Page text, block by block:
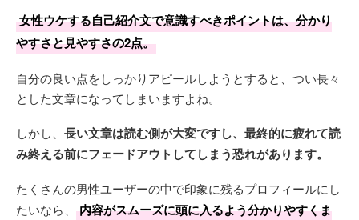
たり、と比較的ゆったりする時間が好きです。
■好きなこと・もの
駄菓子
旅行
スポーツ観戦
カフェ巡り
バラエティ
ライブ／フェス
犬、猫、もはや動物全て😆
女性ウケする自己紹介文で意識すべきポイントは、分かり
やすさと見やすさの2点。
自分の良い点をしっかりアピールしようとすると、つい長々
とした文章になってしまいますよね。
しかし、 長い文章は読む側が大変ですし、最終的に疲れて読
み終える前にフェードアウトしてしまう恐れがあります。
たくさんの男性ユーザーの中で印象に残るプロフィールにし
たいなら、
内容がスムーズに頭に入るよう分かりやすくま